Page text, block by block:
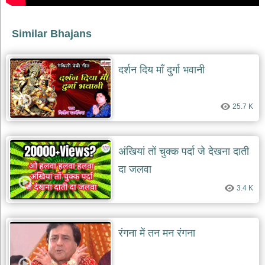
भक्ति
patriotic
bhajans
खाटू
श्याम
भजन
khatu
bhajans
रानी
सती
दादी
भजन
rani
dadi
bhajans
लाल
Similar Bhajans
दर्शन दिय माँ दुर्गा भवानी
25.7 K
अंखियां तों चुक्क पर्दा जे देखना दाती
दा जलवा
3.4 K
रंगना में तन मन रंगना